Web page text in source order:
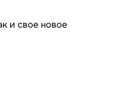
и свое новое